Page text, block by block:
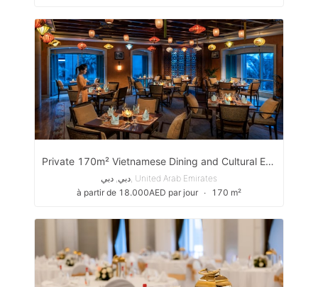
Private 170m² Vietnamese Dining and Cultural Event Venue on Sheikh Zayed Road, Dubai
دبي, دبي, United Arab Emirates
à partir de 18.000AED par jour ∙ 170 m²